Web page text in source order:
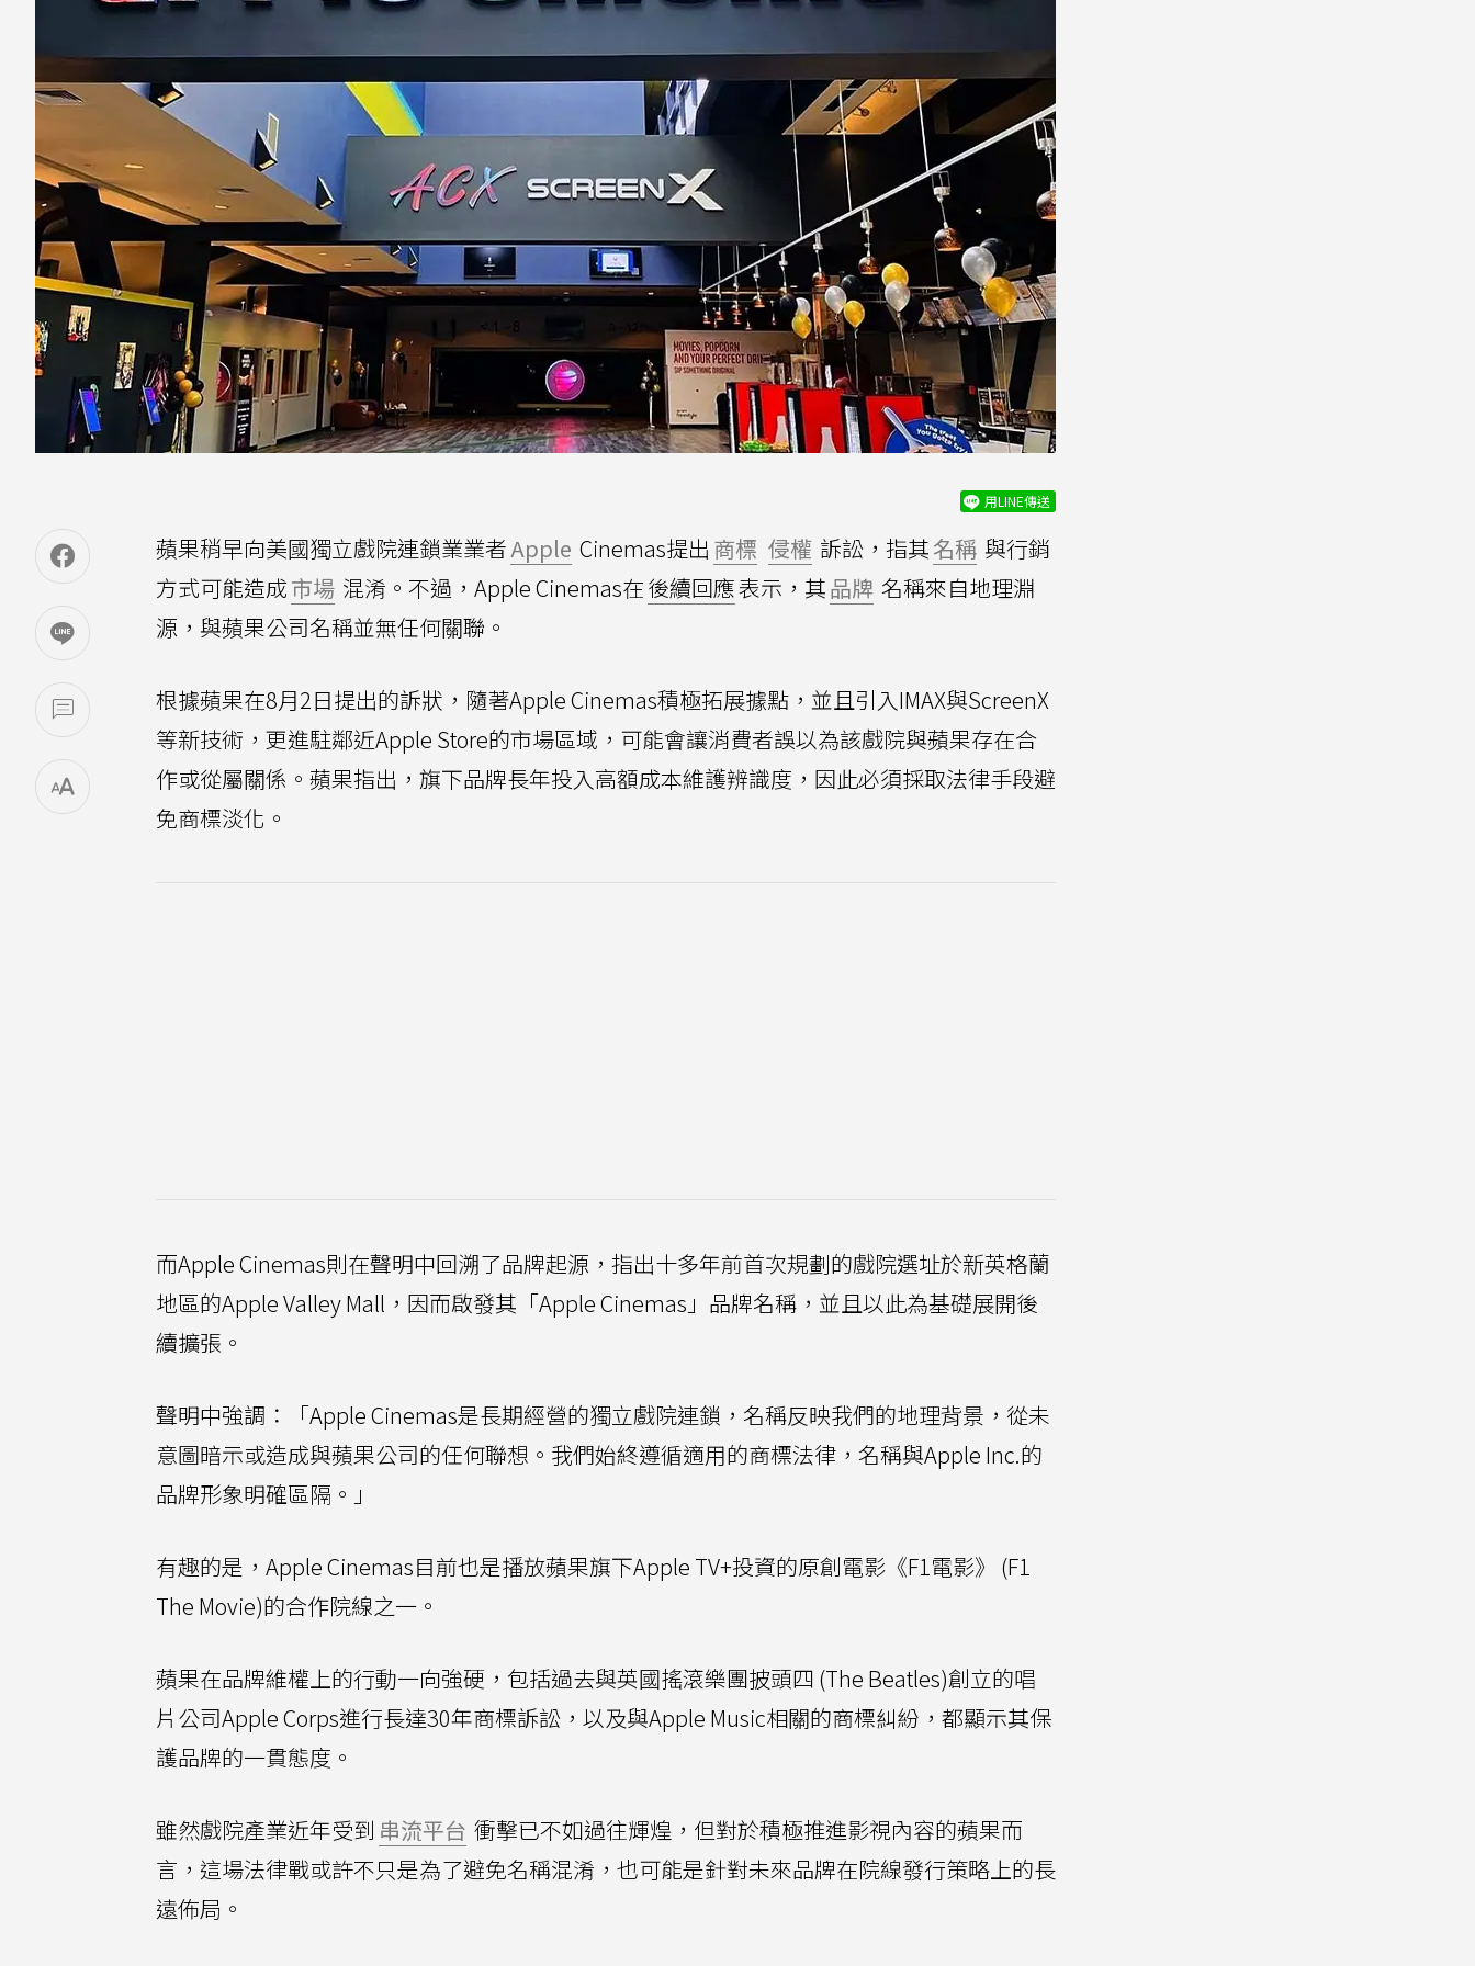
用LINE傳送
蘋果稍早向美國獨立戲院連鎖業業者Apple Cinemas提出 商標 侵權 訴訟，指其名稱 與行銷
方式可能造成市場 混淆。不過，Apple Cinemas在後續回應表示，其品牌 名稱來自地理淵
源，與蘋果公司名稱並無任何關聯。
根據蘋果在8月2日提出的訴狀，隨著Apple Cinemas積極拓展據點，並且引入IMAX與ScreenX
等新技術，更進駐鄰近Apple Store的市場區域，可能會讓消費者誤以為該戲院與蘋果存在合
作或從屬關係。蘋果指出，旗下品牌長年投入高額成本維護辨識度，因此必須採取法律手段避
免商標淡化。
而Apple Cinemas則在聲明中回溯了品牌起源，指出十多年前首次規劃的戲院選址於新英格蘭
地區的Apple Valley Mall，因而啟發其「Apple Cinemas」品牌名稱，並且以此為基礎展開後
續擴張。
聲明中強調：「Apple Cinemas是長期經營的獨立戲院連鎖，名稱反映我們的地理背景，從未
意圖暗示或造成與蘋果公司的任何聯想。我們始終遵循適用的商標法律，名稱與Apple Inc.的
品牌形象明確區隔。」
有趣的是，Apple Cinemas目前也是播放蘋果旗下Apple TV+投資的原創電影《F1電影》 (F1
The Movie)的合作院線之一。
蘋果在品牌維權上的行動一向強硬，包括過去與英國搖滾樂團披頭四 (The Beatles)創立的唱
片公司Apple Corps進行長達30年商標訴訟，以及與Apple Music相關的商標糾紛，都顯示其保
護品牌的一貫態度。
雖然戲院產業近年受到 串流平台 衝擊已不如過往輝煌，但對於積極推進影視內容的蘋果而
言，這場法律戰或許不只是為了避免名稱混淆，也可能是針對未來品牌在院線發行策略上的長
遠佈局。